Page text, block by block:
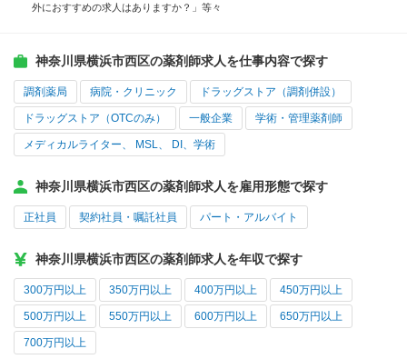
外におすすめの求人はありますか？」等々
神奈川県横浜市西区の薬剤師求人を仕事内容で探す
調剤薬局 病院・クリニック ドラッグストア（調剤併設）
ドラッグストア（OTCのみ） 一般企業 学術・管理薬剤師
メディカルライター、 MSL、 DI、学術
神奈川県横浜市西区の薬剤師求人を雇用形態で探す
正社員 契約社員・嘱託社員 パート・アルバイト
神奈川県横浜市西区の薬剤師求人を年収で探す
300万円以上 350万円以上 400万円以上 450万円以上
500万円以上 550万円以上 600万円以上 650万円以上
700万円以上